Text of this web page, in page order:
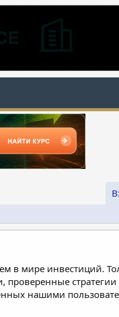
в мире инвестиций.
нашими